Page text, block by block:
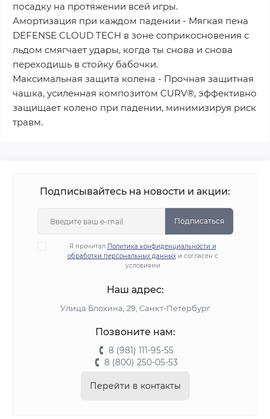
посадку на протяжении всей игры.
Амортизация при каждом падении - Мягкая пена
DEFENSE CLOUD TECH в зоне соприкосновения с
льдом смягчает удары, когда ты снова и снова
переходишь в стойку бабочки.
Максимальная защита колена - Прочная защитная
чашка, усиленная композитом CURV®, эффективно
защищает колено при падении, минимизируя риск
травм.
Подписывайтесь на новости и акции:
Подписаться
Я прочитал Политика конфиденциальности и
обработки персональных данныхи согласен с
условиями
Наш адрес:
Улица Блохина, 29, Санкт-Петербург
Позвоните нам:
8 (981) 111-95-55
8 (800) 250-05-53
Перейти в контакты